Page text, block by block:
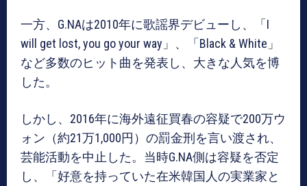
一方、G.NAは2010年に歌謡界デビューし、「I
will get lost, you go your way」、「Black & White」
など多数のヒット曲を発表し、大きな人気を博
した。
しかし、2016年に海外遠征買春の容疑で200万ウ
ォン（約21万1,000円）の罰金刑を言い渡され、
芸能活動を中止した。当時G.NA側は容疑を否定
し、「好意を持っていた在米韓国人の実業家と